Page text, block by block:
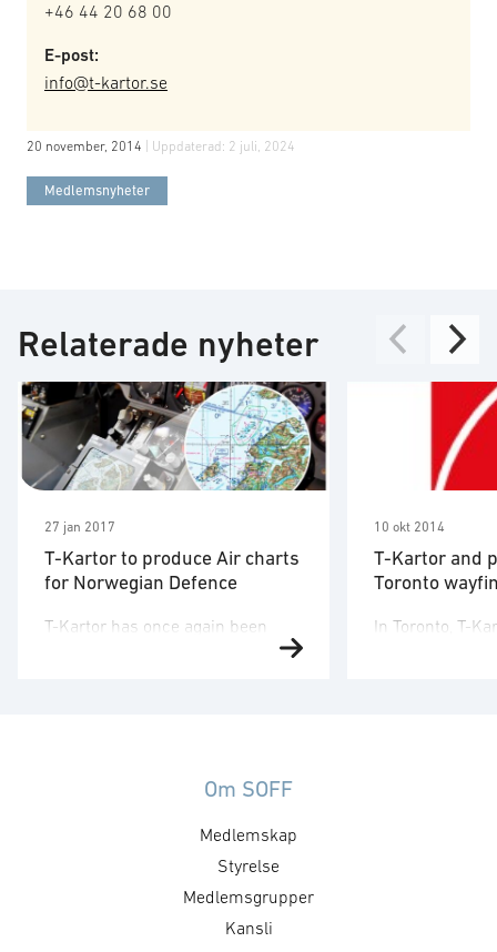
+46 44 20 68 00
E-post:
info@t-kartor.se
20 november, 2014 | Uppdaterad: 2 juli, 2024
Medlemsnyheter
Relaterade nyheter
27 jan 2017
T-Kartor to produce Air charts
for Norwegian Defence
T-Kartor has once again been
continous production of all types
format and scales ranging from
1:50.000 to 1:1.000.000. T-Kartor
will also continue to be …
10 okt 2014
T-Kartor and
Toronto
In Toronto, T-
Om SOFF
Medlemskap
Styrelse
Medlemsgrupper
Kansli